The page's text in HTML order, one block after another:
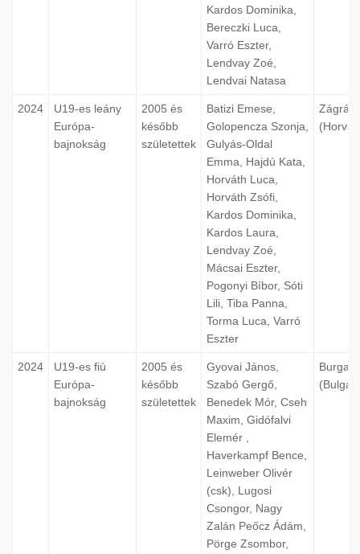
Kardos Dominika,
Bereczki Luca,
Varró Eszter,
Lendvay Zoé,
Lendvai Natasa
2024
U19-es leány
Európa-
bajnokság
2005 és
később
születettek
Batizi Emese,
Golopencza Szonja,
Gulyás-Oldal
Emma, Hajdú Kata,
Horváth Luca,
Horváth Zsófi,
Kardos Dominika,
Kardos Laura,
Lendvay Zoé,
Mácsai Eszter,
Pogonyi Bíbor, Sóti
Lili, Tiba Panna,
Torma Luca, Varró
Eszter
Zágráb
2024
U19-es fiú
Európa-
bajnokság
2005 és
később
születettek
Gyovai János,
Szabó Gergő,
Benedek Mór, Cseh
Maxim, Gidófalvi
Elemér ,
Haverkampf Bence,
Leinweber Olivér
(csk), Lugosi
Csongor, Nagy
Zalán Peőcz Ádám,
Pörge Zsombor,
Burgasz